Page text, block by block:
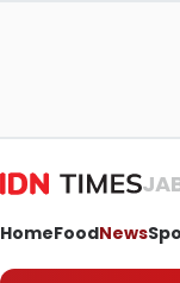
HomeFoodNews